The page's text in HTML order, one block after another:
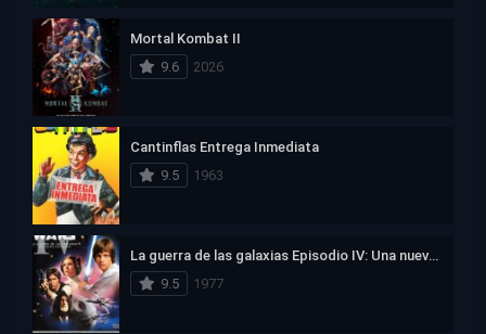
Mortal Kombat II
9.6
2026
Cantinflas Entrega Inmediata
9.5
1963
La guerra de las galaxias Episodio IV: Una nueva esperanza
9.5
1977